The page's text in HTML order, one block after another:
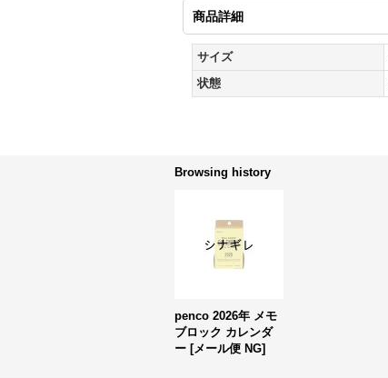
商品詳細
サイズ
状態
Browsing history
penco 2026年 メモ
ブロック カレンダ
ー [メール便 NG]